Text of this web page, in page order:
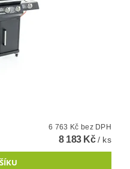
6 763 Kč bez DPH
8 183 Kč/ ks